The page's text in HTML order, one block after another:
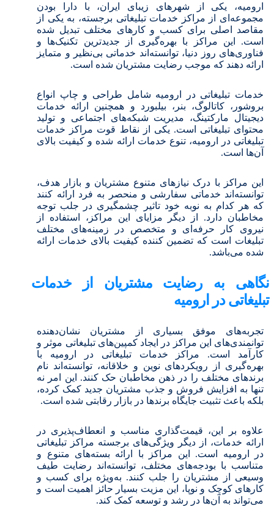
ارومیه، یکی از شهرهای زیبای ایران، با دارا بودن
مجموعه‌ای از مراکز خدمات تبلیغاتی برجسته، به یکی از
مقاصد اصلی برای کسب و کارهای مختلف تبدیل شده
است. این مراکز با بهره‌گیری از جدیدترین تکنیک‌ها و
فناوری‌های روز دنیا، توانسته‌اند خدماتی بی‌نظیر و متمایز
ارائه دهند که موجب رضایت مشتریان شده است.
خدمات تبلیغاتی در ارومیه شامل طراحی و چاپ انواع
بروشور، کاتالوگ، بنر، بیلبورد و همچنین ارائه خدمات
دیجیتال مارکتینگ، مدیریت شبکه‌های اجتماعی و تولید
محتوای تبلیغاتی است. یکی از نقاط قوت مراکز خدمات
تبلیغاتی در ارومیه، تنوع خدمات ارائه شده و کیفیت بالای
آن‌ها است.
این مراکز با درک نیازهای متنوع مشتریان و بازار هدف،
توانسته‌اند خدماتی سفارشی و منحصر به فرد ارائه کنند
که هر کدام به نوبه خود تاثیر چشمگیری در جلب توجه
مخاطبان دارد. از دیگر مزایای این مراکز، استفاده از
نیروی کار حرفه‌ای و متخصص در زمینه‌های مختلف
تبلیغات است که تضمین کننده کیفیت بالای خدمات ارائه
شده می‌باشد.
نگاهی به رضایت مشتریان از خدمات
تبلیغاتی در ارومیه
تجربه‌های موفق بسیاری از مشتریان نشان‌دهنده
توانمندی‌های این مراکز در ایجاد کمپین‌های تبلیغاتی موثر و
کارآمد است. مراکز خدمات تبلیغاتی در ارومیه با
بهره‌گیری از رویکردهای نوین و خلاقانه، توانسته‌اند نام
برندهای مختلف را در ذهن مخاطبان حک کنند. این امر نه
تنها به افزایش فروش و جذب مشتریان جدید کمک کرده،
بلکه باعث تثبیت جایگاه برندها در بازار رقابتی شده است.
علاوه بر این، قیمت‌گذاری مناسب و انعطاف‌پذیری در
ارائه خدمات، از دیگر ویژگی‌های برجسته مراکز تبلیغاتی
در ارومیه است. این مراکز با ارائه بسته‌های متنوع و
متناسب با بودجه‌های مختلف، توانسته‌اند رضایت طیف
وسیعی از مشتریان را جلب کنند. به‌ویژه برای کسب و
کارهای کوچک و نوپا، این مزیت بسیار حائز اهمیت است و
می‌تواند به آن‌ها در رشد و توسعه کمک کند.